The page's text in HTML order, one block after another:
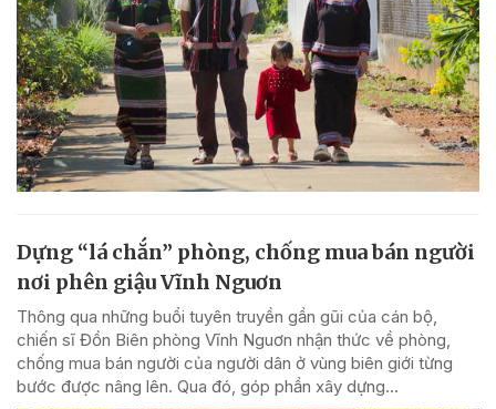
Dựng “lá chắn” phòng, chống mua bán người
nơi phên giậu Vĩnh Nguơn
Thông qua những buổi tuyên truyền gần gũi của cán bộ,
chiến sĩ Đồn Biên phòng Vĩnh Nguơn nhận thức về phòng,
chống mua bán người của người dân ở vùng biên giới từng
bước được nâng lên. Qua đó, góp phần xây dựng...